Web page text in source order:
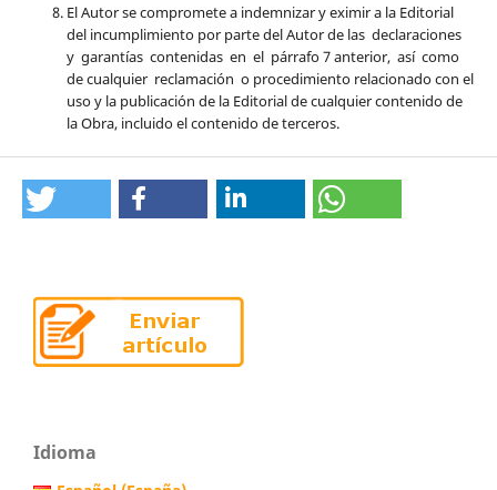
El Autor se compromete a indemnizar y eximir a la Editorial
del incumplimiento por parte del Autor de las declaraciones
y garantías contenidas en el párrafo 7 anterior, así como
de cualquier reclamación o procedimiento relacionado con el
uso y la publicación de la Editorial de cualquier contenido de
la Obra, incluido el contenido de terceros.
Idioma